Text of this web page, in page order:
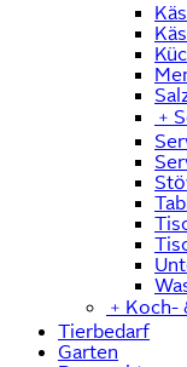
﹢
﹢ Koch-
Tierbedarf
Garten